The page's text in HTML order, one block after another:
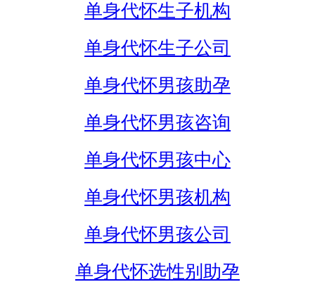
单身代怀生子机构
单身代怀生子公司
单身代怀男孩助孕
单身代怀男孩咨询
单身代怀男孩中心
单身代怀男孩机构
单身代怀男孩公司
单身代怀选性别助孕